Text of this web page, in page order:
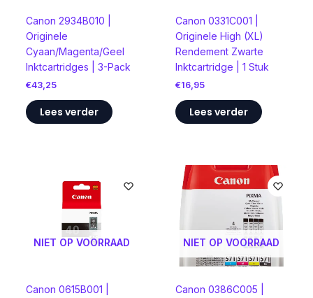
Canon 2934B010 |
Originele
Cyaan/Magenta/Geel
Inktcartridges | 3-Pack
€43,25
Lees verder
Canon 0331C001 |
Originele High (XL)
Rendement Zwarte
Inktcartridge | 1 Stuk
€16,95
Lees verder
NIET OP VOORRAAD
Canon 0615B001 |
NIET OP VOORRAAD
Canon 0386C005 |